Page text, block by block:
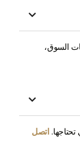

السوق،

اتصل